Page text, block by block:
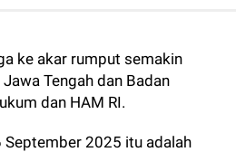
ke akar rumput semakin
Tengah dan Badan
dan HAM RI.
September 2025 itu adalah